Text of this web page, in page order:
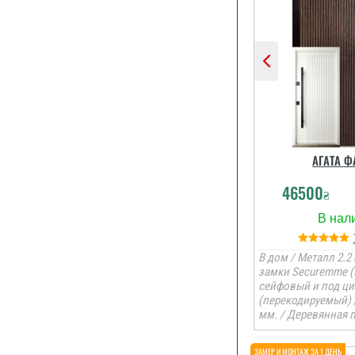
Все
двері
виглядають
монтаж
єдине що
інший день,
АГАТА
46500₴
В дом / Металл 2.2
замки Securemme
сейфовый и под
(перекодируемый)
мм. / Деревянная